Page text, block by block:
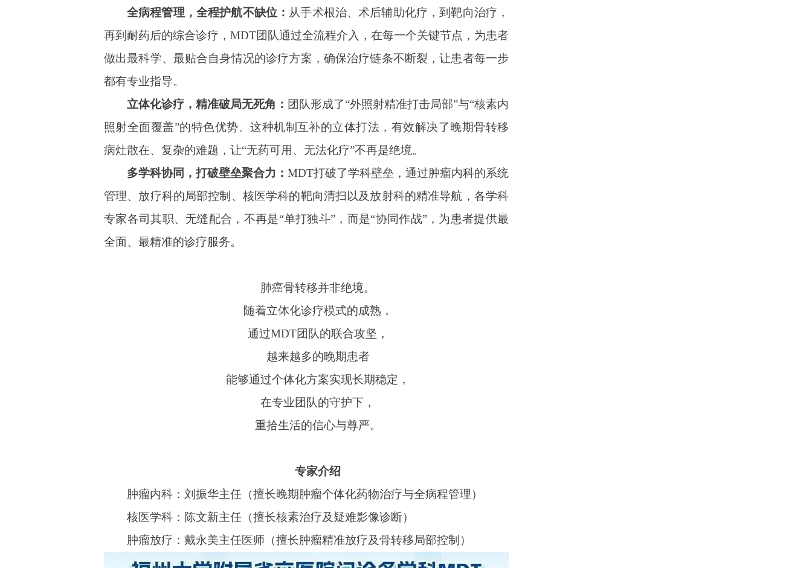
全病程管理，全程护航不缺位： 从手术根治、术后辅助化疗，到靶向治疗，
再到耐药后的综合诊疗，MDT团队通过全流程介入，在每一个关键节点，为患者
做出最科学、最贴合自身情况的诊疗方案，确保治疗链条不断裂，让患者每一步
都有专业指导。
立体化诊疗，精准破局无死角： 团队形成了“外照射精准打击局部”与“核素内
照射全面覆盖”的特色优势。这种机制互补的立体打法，有效解决了晚期骨转移
病灶散在、复杂的难题，让“无药可用、无法化疗”不再是绝境。
多学科协同，打破壁垒聚合力： MDT打破了学科壁垒，通过肿瘤内科的系统
管理、放疗科的局部控制、核医学科的靶向清扫以及放射科的精准导航，各学科
专家各司其职、无缝配合，不再是“单打独斗”，而是“协同作战”，为患者提供最
全面、最精准的诊疗服务。
肺癌骨转移并非绝境。
随着立体化诊疗模式的成熟，
通过MDT团队的联合攻坚，
越来越多的晚期患者
能够通过个体化方案实现长期稳定，
在专业团队的守护下，
重拾生活的信心与尊严。
专家介绍
肿瘤内科：刘振华主任（擅长晚期肿瘤个体化药物治疗与全病程管理）
核医学科：陈文新主任（擅长核素治疗及疑难影像诊断）
肿瘤放疗：戴永美主任医师（擅长肿瘤精准放疗及骨转移局部控制）